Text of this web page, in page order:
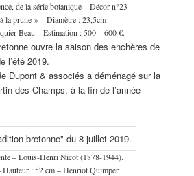
de la série botanique – Décor n°23
la prune » – Diamètre : 23,5cm –
Beau – Estimation : 500 – 600 €.
ouvre la saison des enchères de
l’été 2019.
Dupont & associés a déménagé sur la
des-Champs, à la fin de l’année
– Louis-Henri Nicot (1878-1944).
Hauteur : 52 cm – Henriot Quimper